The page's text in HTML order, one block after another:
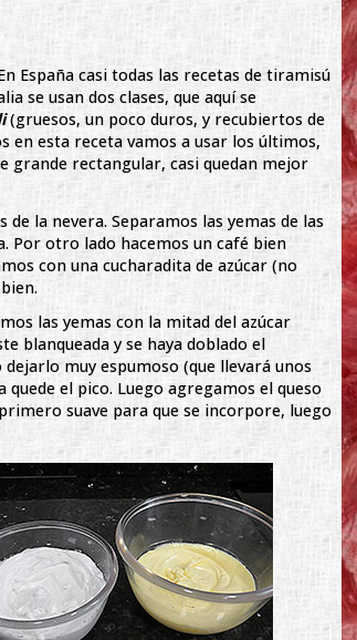
España casi todas las recetas de tiramisú
se usan dos clases, que aquí se
(gruesos, un poco duros, y recubiertos de
en esta receta vamos a usar los últimos,
grande rectangular, casi quedan mejor
la nevera. Separamos las yemas de las
Por otro lado hacemos un café bien
con una cucharadita de azúcar (no
las yemas con la mitad del azúcar
blanqueada y se haya doblado el
muy espumoso (que llevará unos
el pico. Luego agregamos el queso
suave para que se incorpore, luego